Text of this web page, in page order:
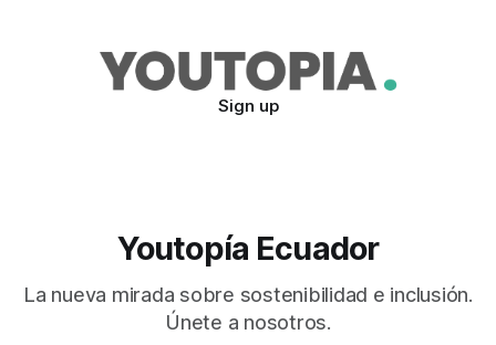
seguro y de
Sign up
Youtopía Ecuador
La nueva mirada sobre sostenibilidad e inclusión.
Únete a nosotros.